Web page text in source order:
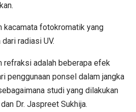
kacamata fotokromatik yang
radiasi UV.
refraksi adalah beberapa efek
penggunaan ponsel dalam jangka
studi yang dilakukan
Dr. Jaspreet Sukhija.